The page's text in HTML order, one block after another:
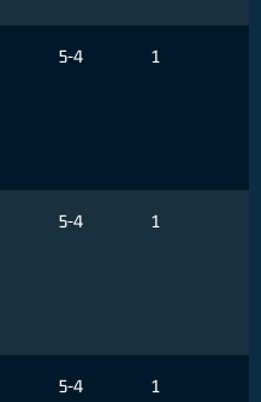
5-4 1
5-4 1
5-4 1